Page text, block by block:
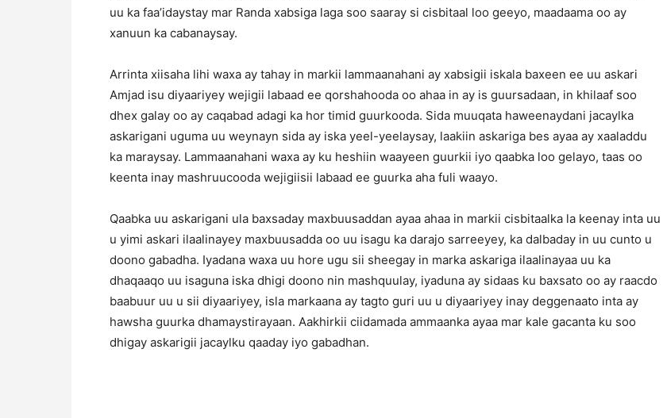
uu ka faa’idaystay mar Randa xabsiga laga soo saaray si cisbitaal loo geeyo, maadaama oo ay
xanuun ka cabanaysay.
Arrinta xiisaha lihi waxa ay tahay in markii lammaanahani ay xabsigii iskala baxeen ee uu askari
Amjad isu diyaariyey wejigii labaad ee qorshahooda oo ahaa in ay is guursadaan, in khilaaf soo
dhex galay oo ay caqabad adagi ka hor timid guurkooda. Sida muuqata haweenaydani jacaylka
askarigani uguma uu weynayn sida ay iska yeel-yeelaysay, laakiin askariga bes ayaa ay xaaladdu
ka maraysay. Lammaanahani waxa ay ku heshiin waayeen guurkii iyo qaabka loo gelayo, taas oo
keenta inay mashruucooda wejigiisii labaad ee guurka aha fuli waayo.
Qaabka uu askarigani ula baxsaday maxbuusaddan ayaa ahaa in markii cisbitaalka la keenay inta uu
u yimi askari ilaalinayey maxbuusadda oo uu isagu ka darajo sarreeyey, ka dalbaday in uu cunto u
doono gabadha. Iyadana waxa uu hore ugu sii sheegay in marka askariga ilaalinayaa uu ka
dhaqaaqo uu isaguna iska dhigi doono nin mashquulay, iyaduna ay sidaas ku baxsato oo ay raacdo
baabuur uu u sii diyaariyey, isla markaana ay tagto guri uu u diyaariyey inay deggenaato inta ay
hawsha guurka dhamaystirayaan. Aakhirkii ciidamada ammaanka ayaa mar kale gacanta ku soo
dhigay askarigii jacaylku qaaday iyo gabadhan.